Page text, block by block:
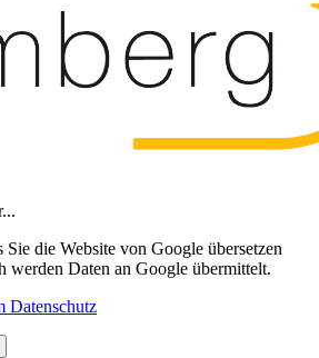
Sie die Website von Google übersetzen
werden Daten an Google übermittelt.
Datenschutz